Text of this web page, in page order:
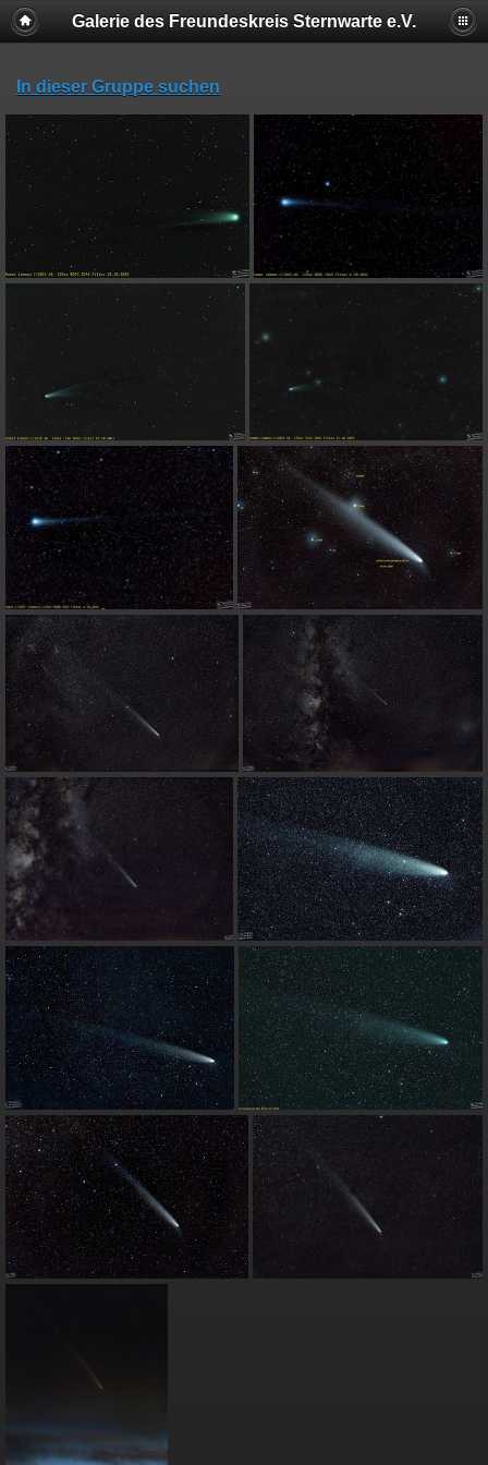
Galerie des Freundeskreis Sternwarte e.V.
In dieser Gruppe suchen